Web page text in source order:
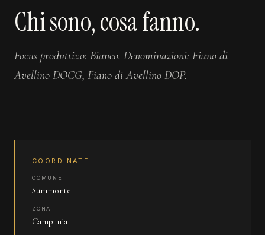
Chi sono, cosa fanno.
Focus produttivo: Bianco. Denominazioni: Fiano di
Avellino DOCG, Fiano di Avellino DOP.
COORDINATE
COMUNE
Summonte
ZONA
Campania